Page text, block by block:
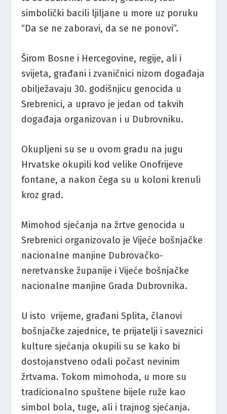
simbolički bacili ljiljane u more uz poruku
“Da se ne zaboravi, da se ne ponovi”.
Širom Bosne i Hercegovine, regije, ali i
svijeta, građani i zvaničnici nizom događaja
obilježavaju 30. godišnjicu genocida u
Srebrenici, a upravo je jedan od takvih
događaja organizovan i u Dubrovniku.
Okupljeni su se u ovom gradu na jugu
Hrvatske okupili kod velike Onofrijeve
fontane, a nakon čega su u koloni krenuli
kroz grad.
Mimohod sjećanja na žrtve genocida u
Srebrenici organizovalo je Vijeće bošnjačke
nacionalne manjine Dubrovačko-
neretvanske županije i Vijeće bošnjačke
nacionalne manjine Grada Dubrovnika.
U isto vrijeme, građani Splita, članovi
bošnjačke zajednice, te prijatelji i saveznici
kulture sjećanja okupili su se kako bi
dostojanstveno odali počast nevinim
žrtvama. Tokom mimohoda, u more su
tradicionalno spuštene bijele ruže kao
simbol bola, tuge, ali i trajnog sjećanja.